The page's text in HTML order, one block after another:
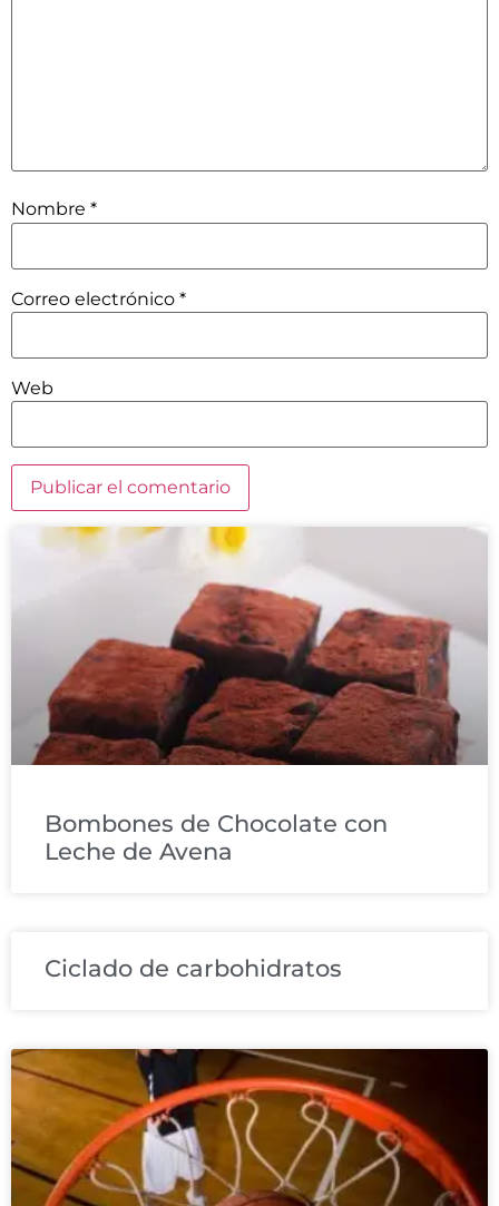
Nombre *
Correo electrónico *
Web
Bombones de Chocolate con
Leche de Avena
Ciclado de carbohidratos